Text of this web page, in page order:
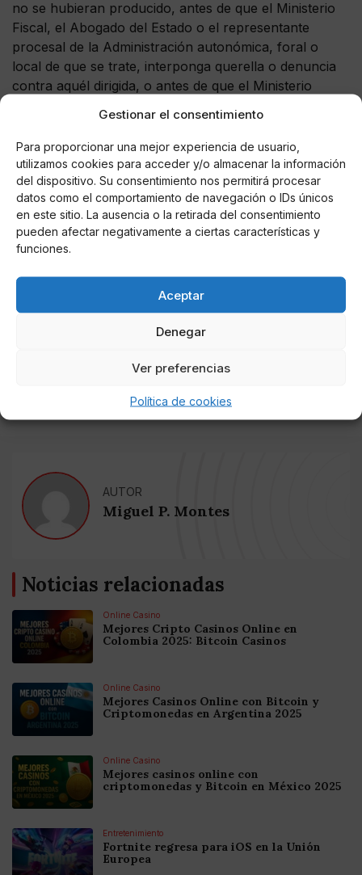
Gestionar el consentimiento
Para proporcionar una mejor experiencia de usuario,
utilizamos cookies para acceder y/o almacenar la información
del dispositivo. Su consentimiento nos permitirá procesar
datos como el comportamiento de navegación o IDs únicos
en este sitio. La ausencia o la retirada del consentimiento
pueden afectar negativamente a ciertas características y
funciones.
Aceptar
Denegar
Ver preferencias
Política de cookies
no se hubieran producido, antes de que el Ministerio
Fiscal, el Abogado del Estado o el representante
procesal de la Administración autonómica, foral o
local de que se trate, interponga querella o denuncia
contra aquél dirigida, o antes de que el Ministerio
que le permitan tener conocimiento formal de la
iniciación de diligencias.
Asimismo, los efectos de la regularización prevista en
el párrafo anterior resultarán aplicables cuando se
satisfagan deudas tributarias una vez prescrito el
derecho de la Administración a su determinación en
vía administrativa.
La regularización por el obligado tributario de su
situación tributaria impedirá que se le persiga por las
posibles irregularidades contables u otras falsedades
deuda tributaria objeto de regularización, el mismo
regularización de su situación tributaria".
AUTOR
Miguel P. Montes
Noticias relacionadas
Online Casino
Mejores Cripto Casinos Online en
Colombia 2025: Bitcoin Casinos
Online Casino
Mejores Casinos Online con Bitcoin y
Criptomonedas en Argentina 2025
Online Casino
Mejores casinos online con
criptomonedas y Bitcoin en México 2025
Entretenimiento
Fortnite regresa para iOS en la Unión
Europea